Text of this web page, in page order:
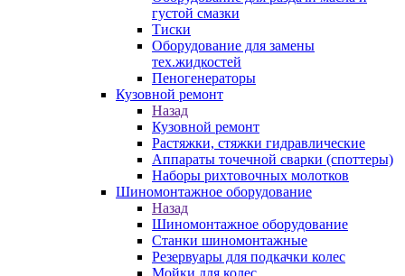
густой смазки
Тиски
Оборудование для замены
тех.жидкостей
Пеногенераторы
Кузовной ремонт
Назад
Кузовной ремонт
Растяжки, стяжки гидравлические
Аппараты точечной сварки (споттеры)
Наборы рихтовочных молотков
Шиномонтажное оборудование
Назад
Шиномонтажное оборудование
Станки шиномонтажные
Резервуары для подкачки колес
Мойки для колес